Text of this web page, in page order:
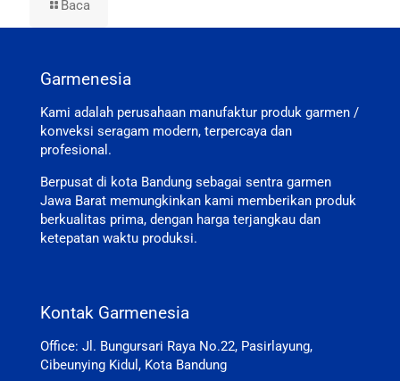
Baca
Garmenesia
Kami adalah perusahaan manufaktur produk garmen /
konveksi seragam modern, terpercaya dan
profesional.
Berpusat di kota Bandung sebagai sentra garmen
Jawa Barat memungkinkan kami memberikan produk
berkualitas prima, dengan harga terjangkau dan
ketepatan waktu produksi.
Kontak Garmenesia
Office: Jl. Bungursari Raya No.22, Pasirlayung,
Cibeunying Kidul, Kota Bandung